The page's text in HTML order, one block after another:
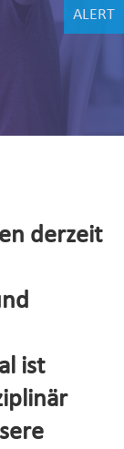
derzeit
ist
ALERT